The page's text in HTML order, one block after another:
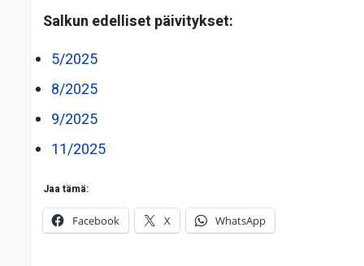
Salkun edelliset päivitykset:
5/2025
8/2025
9/2025
11/2025
Jaa tämä:
Facebook X WhatsApp